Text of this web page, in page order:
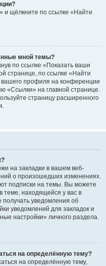
и щёлкните по ссылке «Найти
мной темы?
по ссылке «Показать ваши
странице, по ссылке «Найти
профиля на конференции
«Ссылки» на главной странице.
страницу расширенного
на закладки в вашем веб-
о произошедших изменениях.
подписки на темы. Вы можете
теме, находящейся у вас в
получать уведомления об
уведомлений для закладок и
настройки» личного раздела.
на определённую тему?
на определённую тему,